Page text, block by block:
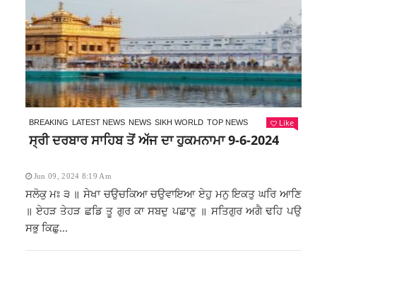
BREAKING LATEST NEWS NEWS SIKH WORLD TOP NEWS Like
ਸ੍ਰੀ ਦਰਬਾਰ ਸਾਹਿਬ ਤੋਂ ਅੱਜ ਦਾ ਹੁਕਮਨਾਮਾ 9-6-2024
Jun 09, 2024 8:19 Am
ਸਲੋਕੁ ਮਃ ੩ ॥ ਸੇਖਾ ਚਉਚਕਿਆ ਚਉਵਾਇਆ ਏਹੁ ਮਨੁ ਇਕਤੁ ਘਰਿ ਆਣਿ
॥ ਏਹੜ ਤੇਹੜ ਛਡਿ ਤੂ ਗੁਰ ਕਾ ਸਬਦੁ ਪਛਾਣੁ ॥ ਸਤਿਗੁਰ ਅਗੈ ਢਹਿ ਪਉ
ਸਭੁ ਕਿਛੁ...